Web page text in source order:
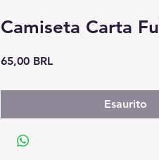
Camiseta Carta Full
65,00 BRLPrezzo
Esaurito